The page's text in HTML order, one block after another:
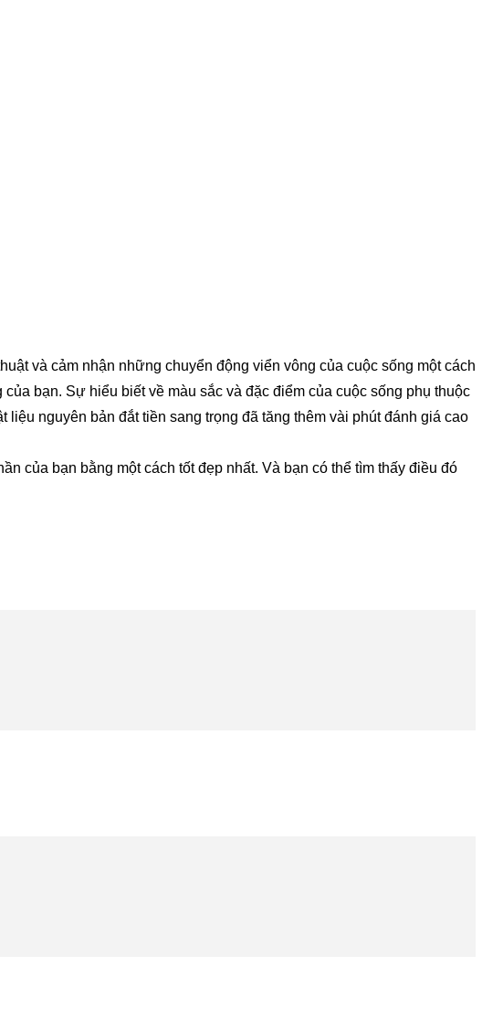
và cảm nhận những chuyển động viển vông của cuộc sống một cách
bạn. Sự hiểu biết về màu sắc và đặc điểm của cuộc sống phụ thuộc
nguyên bản đắt tiền sang trọng đã tăng thêm vài phút đánh giá cao
của bạn bằng một cách tốt đẹp nhất. Và bạn có thể tìm thấy điều đó